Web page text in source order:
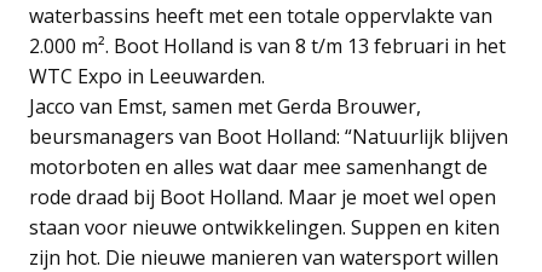
waterbassins heeft met een totale oppervlakte van
2.000 m². Boot Holland is van 8 t/m 13 februari in het
WTC Expo in Leeuwarden.
Jacco van Emst, samen met Gerda Brouwer,
beursmanagers van Boot Holland: “Natuurlijk blijven
motorboten en alles wat daar mee samenhangt de
rode draad bij Boot Holland. Maar je moet wel open
staan voor nieuwe ontwikkelingen. Suppen en kiten
zijn hot. Die nieuwe manieren van watersport willen